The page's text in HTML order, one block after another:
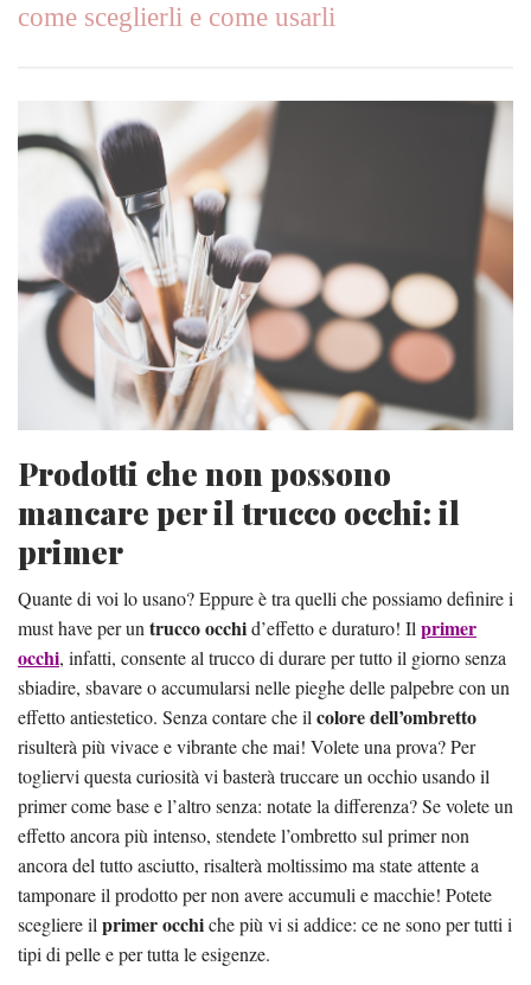
come sceglierli e come usarli
Prodotti che non possono
mancare per il trucco occhi: il
primer
Quante di voi lo usano? Eppure è tra quelli che possiamo definire i
must have per untrucco occhid’effetto e duraturo! Ilprimer
occhi, infatti, consente al trucco di durare per tutto il giorno senza
sbiadire, sbavare o accumularsi nelle pieghe delle palpebre con un
effetto antiestetico. Senza contare che ilcolore dell’ombretto
risulterà più vivace e vibrante che mai! Volete una prova? Per
togliervi questa curiosità vi basterà truccare un occhio usando il
primer come base e l’altro senza: notate la differenza? Se volete un
effetto ancora più intenso, stendete l’ombretto sul primer non
ancora del tutto asciutto, risalterà moltissimo ma state attente a
tamponare il prodotto per non avere accumuli e macchie! Potete
scegliere ilprimer occhiche più vi si addice: ce ne sono per tutti i
tipi di pelle e per tutta le esigenze.